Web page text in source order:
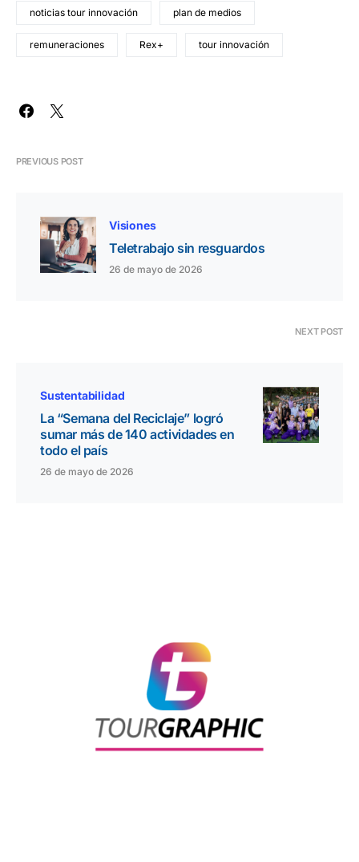
noticias tour innovación plan de medios
remuneraciones Rex+ tour innovación
PREVIOUS POST
Visiones
Teletrabajo sin resguardos
26 de mayo de 2026
NEXT POST
Sustentabilidad
La “Semana del Reciclaje” logró
sumar más de 140 actividades en
todo el país
26 de mayo de 2026